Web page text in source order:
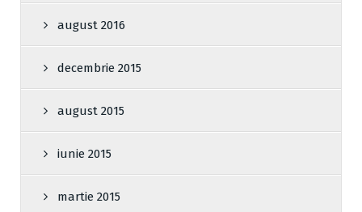
august 2016
decembrie 2015
august 2015
iunie 2015
martie 2015